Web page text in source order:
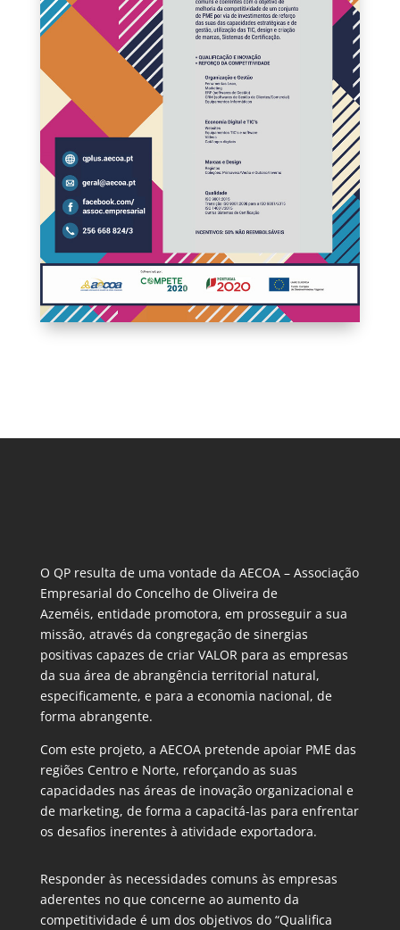
O QP resulta de uma vontade da AECOA – Associação
Empresarial do Concelho de Oliveira de
Azeméis, entidade promotora, em prosseguir a sua
missão, através da congregação de sinergias
positivas capazes de criar VALOR para as empresas
da sua área de abrangência territorial natural,
especificamente, e para a economia nacional, de
forma abrangente.
Com este projeto, a AECOA pretende apoiar PME das
regiões Centro e Norte, reforçando as suas
capacidades nas áreas de inovação organizacional e
de marketing, de forma a capacitá-las para enfrentar
os desafios inerentes à atividade exportadora.
Responder às necessidades comuns às empresas
aderentes no que concerne ao aumento da
competitividade é um dos objetivos do “Qualifica